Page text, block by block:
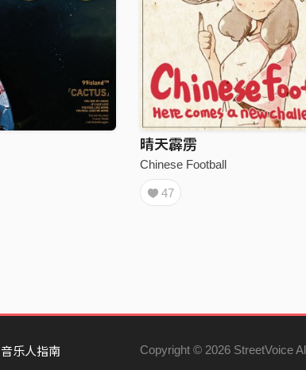
晴天霹雳
Chinese Football
47
音乐人指南
Copyright © 2026 StreetVoice